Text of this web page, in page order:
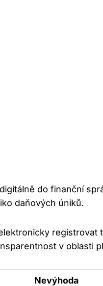
do finanční
daňových úniků.
registrovat
v oblasti
Nevýhoda